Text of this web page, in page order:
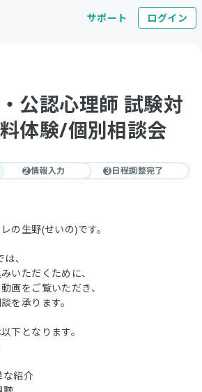
サポート ログイン
公認心理師 試験対
体験/個別相談会
2情報入力 3 日程調整完了
の生野(せいの)です。
、
いただくために、
画をご覧いただき、
を承ります。
下となります。
な紹介